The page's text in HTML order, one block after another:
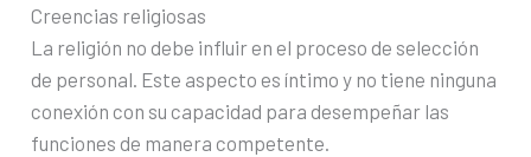
Creencias religiosas
La religión no debe influir en el proceso de selección
de personal. Este aspecto es íntimo y no tiene ninguna
conexión con su capacidad para desempeñar las
funciones de manera competente.